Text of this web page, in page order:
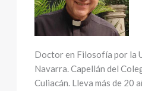
Doctor en Filosofía por la
Navarra. Capellán del
Culiacán. Lleva más de 20